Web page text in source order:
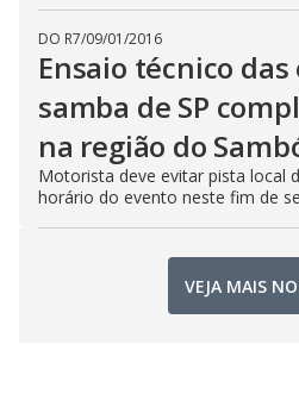
DO R7/09/01/2016
Ensaio técnico das
samba de SP
na região do
Motorista deve evitar pista local
horário do evento neste fim de
VEJA MAIS